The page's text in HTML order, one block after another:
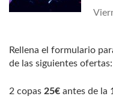
Rellena el formulario
de las siguientes ofertas:
2 copas 25€ antes de la